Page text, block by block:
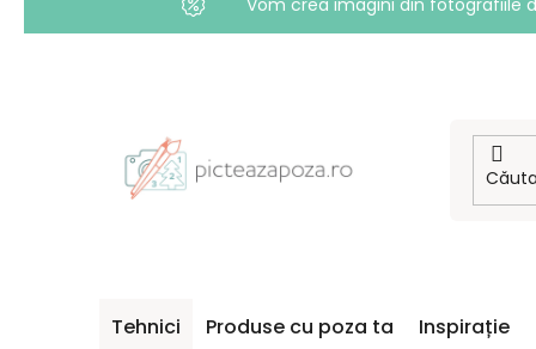
Vom crea imagini din fotografiile
Tehnici Produse cu poza ta Inspirație